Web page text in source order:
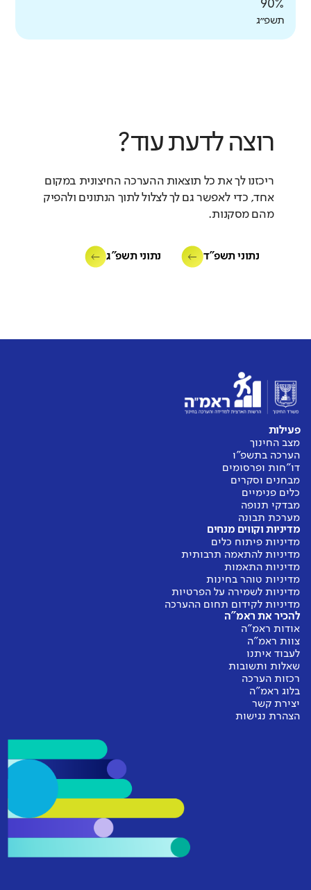
90%
תשפ״ג
רוצה לדעת עוד?
ריכזנו לך את כל תוצאות ההערכה החיצונית במקום
אחד, כדי לאפשר גם לך לצלול לתוך הנתונים ולהפיק
מהם מסקנות.
נתוני תשפ"ד נתוני תשפ"ג
פעילות
מצב החינוך
הערכה בתשפ"ו
דו"חות ופרסומים
מבחנים וסקרים
כלים פנימיים
מבדקי תנופה
מערכת תבונה
מדיניות וקווים מנחים
מדיניות פיתוח כלים
מדיניות להתאמה תרבותית
מדיניות התאמות
מדיניות טוהר בחינות
מדיניות לשמירה על הפרטיות
מדיניות לקידום תחום ההערכה
להכיר את ראמ"ה
אודות ראמ"ה
צוות ראמ"ה
לעבוד איתנו
שאלות ותשובות
רכזות הערכה
בלוג ראמ"ה
יצירת קשר
הצהרת נגישות